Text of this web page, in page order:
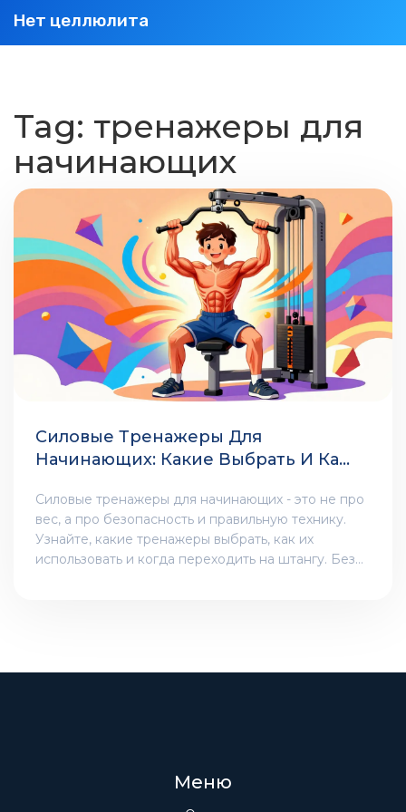
Нет целлюлита
Tag: тренажеры для
начинающих
Силовые Тренажеры Для
Начинающих: Какие Выбрать И Как
Силовые тренажеры для начинающих - это не про
вес, а про безопасность и правильную технику.
Узнайте, какие тренажеры выбрать, как их
использовать и когда переходить на штангу. Без
Меню